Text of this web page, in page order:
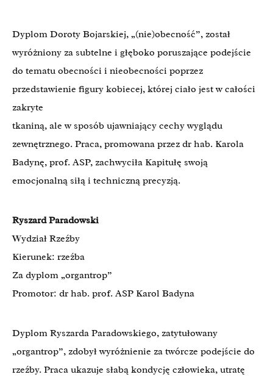
Dyplom Doroty Bojarskiej, „(nie)obecność”, został
wyróżniony za subtelne i głęboko poruszające podejście
do tematu obecności i nieobecności poprzez
przedstawienie figury kobiecej, której ciało jest w całości
zakryte
tkaniną, ale w sposób ujawniający cechy wyglądu
zewnętrznego. Praca, promowana przez dr hab. Karola
Badynę, prof. ASP, zachwyciła Kapitułę swoją
emocjonalną siłą i techniczną precyzją.
Ryszard Paradowski
Wydział Rzeźby
Kierunek: rzeźba
Za dyplom „organtrop”
Promotor: dr hab. prof. ASP Karol Badyna
Dyplom Ryszarda Paradowskiego, zatytułowany
„organtrop”, zdobył wyróżnienie za twórcze podejście do
rzeźby. Praca ukazuje słabą kondycję człowieka, utratę